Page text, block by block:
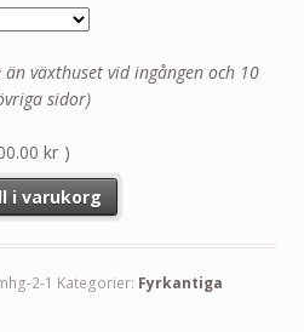
växthuset vid ingången och 10
sidor)
kr )
i varukorg
2-1 Kategorier: Fyrkantiga